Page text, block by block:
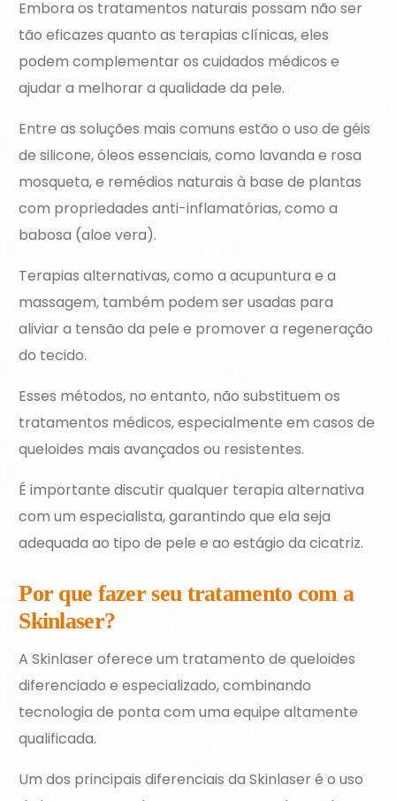
Embora os tratamentos naturais possam não ser
tão eficazes quanto as terapias clínicas, eles
podem complementar os cuidados médicos e
ajudar a melhorar a qualidade da pele.
Entre as soluções mais comuns estão o uso de géis
de silicone, óleos essenciais, como lavanda e rosa
mosqueta, e remédios naturais à base de plantas
com propriedades anti-inflamatórias, como a
babosa (aloe vera).
Terapias alternativas, como a acupuntura e a
massagem, também podem ser usadas para
aliviar a tensão da pele e promover a regeneração
do tecido.
Esses métodos, no entanto, não substituem os
tratamentos médicos, especialmente em casos de
queloides mais avançados ou resistentes.
É importante discutir qualquer terapia alternativa
com um especialista, garantindo que ela seja
adequada ao tipo de pele e ao estágio da cicatriz.
Por que fazer seu tratamento com a
Skinlaser?
A Skinlaser oferece um tratamento de queloides
diferenciado e especializado, combinando
tecnologia de ponta com uma equipe altamente
qualificada.
Um dos principais diferenciais da Skinlaser é o uso